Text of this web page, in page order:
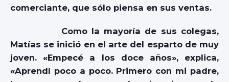
comerciante, que sólo piensa en sus ventas.
Como la mayoría de sus colegas,
Matías se inició en el arte del esparto de muy
joven. «Empecé a los doce años», explica,
«Aprendí poco a poco. Primero con mi padre,